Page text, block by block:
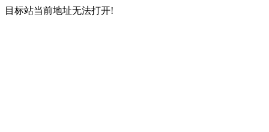
目标站当前地址无法打开!